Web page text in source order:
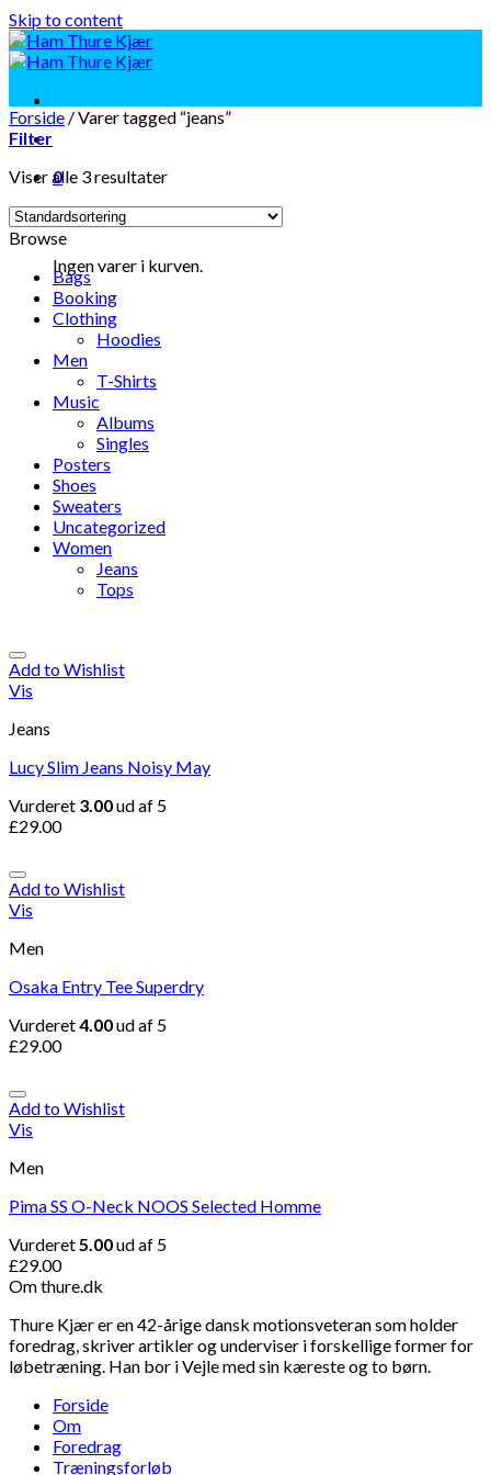
Skip to content
0
Kurv
Ingen varer i kurven.
Forside /Varer tagged “jeans”
Filter
Viser alle 3 resultater
Browse
Bags
Booking
Clothing
Hoodies
Men
T-Shirts
Music
Albums
Singles
Posters
Shoes
Sweaters
Uncategorized
Women
Jeans
Tops
Add to Wishlist
Vis
Jeans
Lucy Slim Jeans Noisy May
Vurderet 3.00ud af 5
£29.00
Add to Wishlist
Vis
Men
Osaka Entry Tee Superdry
Vurderet4.00ud af 5
£29.00
Add to Wishlist
Vis
Men
Pima SS O-Neck NOOS Selected Homme
Vurderet5.00ud af 5
£29.00
Om thure.dk
Thure Kjær er en 42-årige dansk motionsveteran som holder
foredrag, skriver artikler og underviser i forskellige former for
løbetræning. Han bor i Vejle med sin kæreste og to børn.
Forside
Om
Foredrag
Træningsforløb